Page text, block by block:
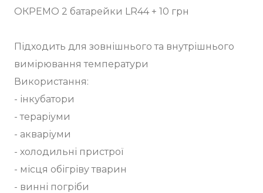
ОКРЕМО 2 батарейки LR44 + 10 грн
Підходить для зовнішнього та внутрішнього
вимірювання температури
Використання:
- інкубатори
- тераріуми
- акваріуми
- холодильні пристрої
- місця обігріву тварин
- винні погріби